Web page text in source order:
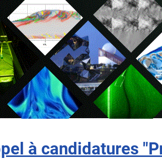
à candidatures